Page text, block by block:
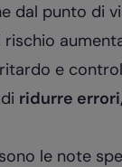
dal punto di
e
ridurre
le note